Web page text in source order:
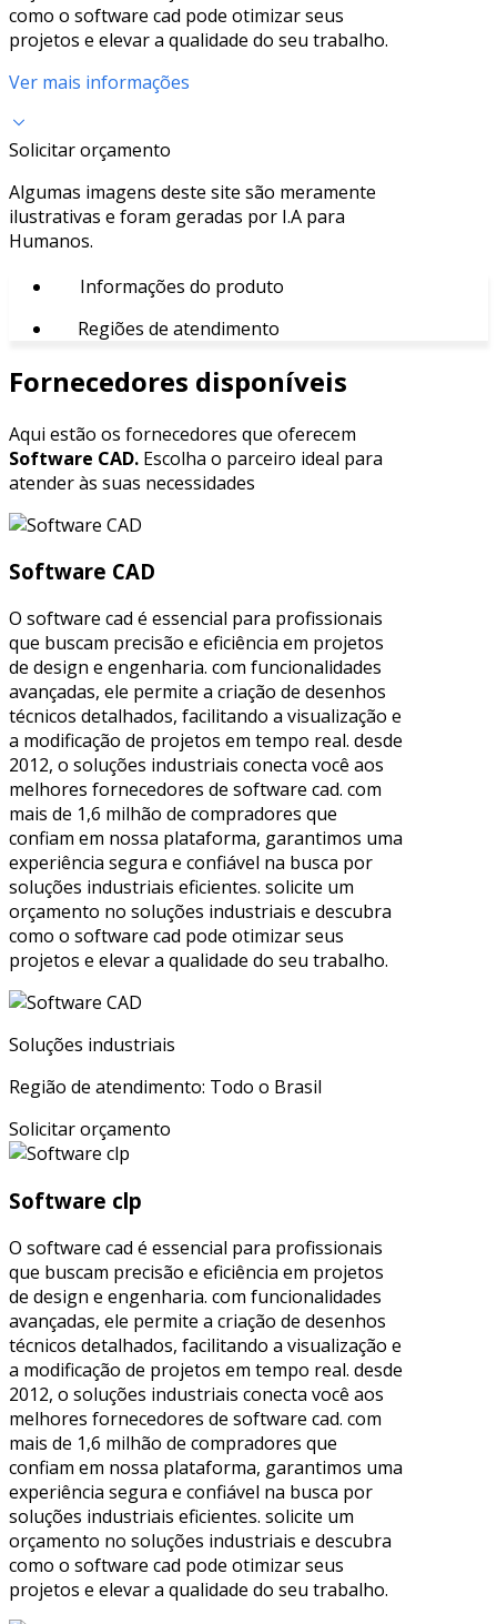
como o software cad pode otimizar seus
projetos e elevar a qualidade do seu trabalho.
Ver mais informações
Solicitar orçamento
Algumas imagens deste site são meramente
ilustrativas e foram geradas por I.A para
Humanos.
Informações do produto
Regiões de atendimento
Fornecedores disponíveis
Aqui estão os fornecedores que oferecem
Software CAD. Escolha o parceiro ideal para
atender às suas necessidades
Software CAD
O software cad é essencial para profissionais
que buscam precisão e eficiência em projetos
de design e engenharia. com funcionalidades
avançadas, ele permite a criação de desenhos
técnicos detalhados, facilitando a visualização e
a modificação de projetos em tempo real. desde
2012, o soluções industriais conecta você aos
melhores fornecedores de software cad. com
mais de 1,6 milhão de compradores que
confiam em nossa plataforma, garantimos uma
experiência segura e confiável na busca por
soluções industriais eficientes. solicite um
orçamento no soluções industriais e descubra
como o software cad pode otimizar seus
projetos e elevar a qualidade do seu trabalho.
Soluções industriais
Região de atendimento: Todo o Brasil
Solicitar orçamento
Software clp
O software cad é essencial para profissionais
que buscam precisão e eficiência em projetos
de design e engenharia. com funcionalidades
avançadas, ele permite a criação de desenhos
técnicos detalhados, facilitando a visualização e
a modificação de projetos em tempo real. desde
2012, o soluções industriais conecta você aos
melhores fornecedores de software cad. com
mais de 1,6 milhão de compradores que
confiam em nossa plataforma, garantimos uma
experiência segura e confiável na busca por
soluções industriais eficientes. solicite um
orçamento no soluções industriais e descubra
como o software cad pode otimizar seus
projetos e elevar a qualidade do seu trabalho.